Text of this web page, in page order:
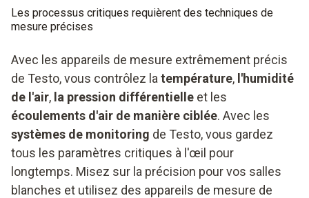
Les processus critiques requièrent des techniques de
mesure précises
Avec les appareils de mesure extrêmement précis
de Testo, vous contrôlez la température, l'humidité
de l'air, la pression différentielle et les
écoulements d'air de manière ciblée. Avec les
systèmes de monitoring de Testo, vous gardez
tous les paramètres critiques à l'œil pour
longtemps. Misez sur la précision pour vos salles
blanches et utilisez des appareils de mesure de